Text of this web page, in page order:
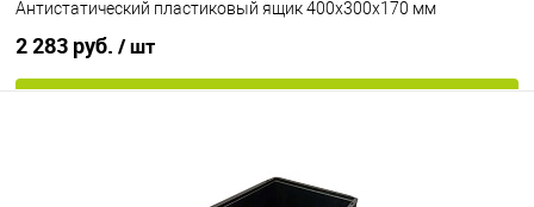
Антистатический пластиковый ящик 400х300х170 мм
2 283 руб. / шт